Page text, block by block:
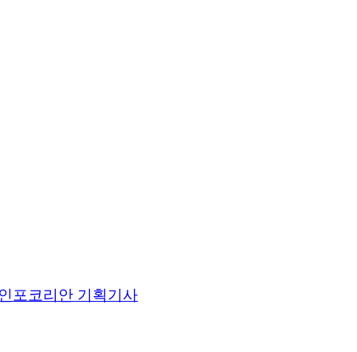
포코리안 기획기사